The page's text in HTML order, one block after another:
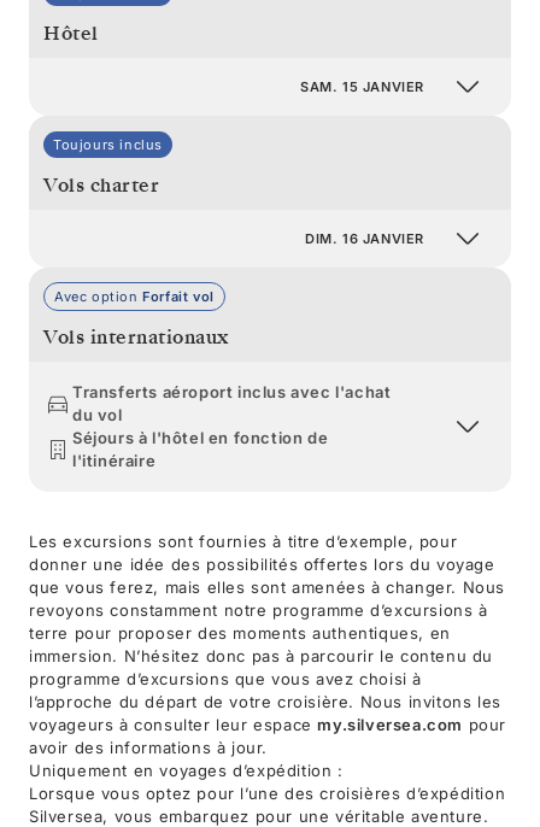
Hôtel
SAM. 15 JANVIER
Toujours inclus
Vols charter
DIM. 16 JANVIER
Avec option Forfait vol
Vols internationaux
Transferts aéroport inclus avec l'achat
du vol
Séjours à l'hôtel en fonction de
l'itinéraire
Les excursions sont fournies à titre d’exemple, pour
donner une idée des possibilités offertes lors du voyage
que vous ferez, mais elles sont amenées à changer. Nous
revoyons constamment notre programme d’excursions à
terre pour proposer des moments authentiques, en
immersion. N’hésitez donc pas à parcourir le contenu du
programme d’excursions que vous avez choisi à
l’approche du départ de votre croisière. Nous invitons les
voyageurs à consulter leur espacemy.silversea.com pour
avoir des informations à jour.
Uniquement en voyages d’expédition :
Lorsque vous optez pour l’une des croisières d’expédition
Silversea, vous embarquez pour une véritable aventure.